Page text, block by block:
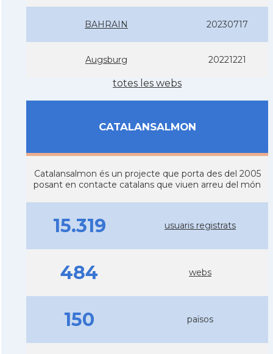
BAHRAIN 20230717
Augsburg 20221221
totes les webs
CATALANSALMON
Catalansalmon és un projecte que porta des del 2005
posant en contacte catalans que viuen arreu del món
15.319 usuaris registrats
484 webs
150 països